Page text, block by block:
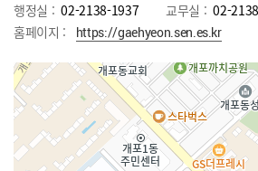
행정실 : 02-2138-1937 교무실 : 02-
홈페이지 :
https://gaehyeon.sen.es.kr